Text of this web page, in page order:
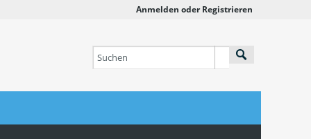
Anmelden oder Registrieren